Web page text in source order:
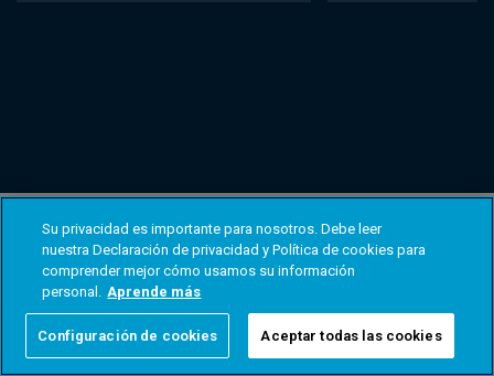
Su privacidad es importante para nosotros. Debe leer
nuestra Declaración de privacidad y Política de cookies para
comprender mejor cómo usamos su información
personal. Aprende más
Configuración de cookies Aceptar todas las cookies